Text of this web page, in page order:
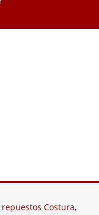
Costura,